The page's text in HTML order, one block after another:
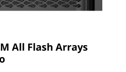
All Flash Arrays